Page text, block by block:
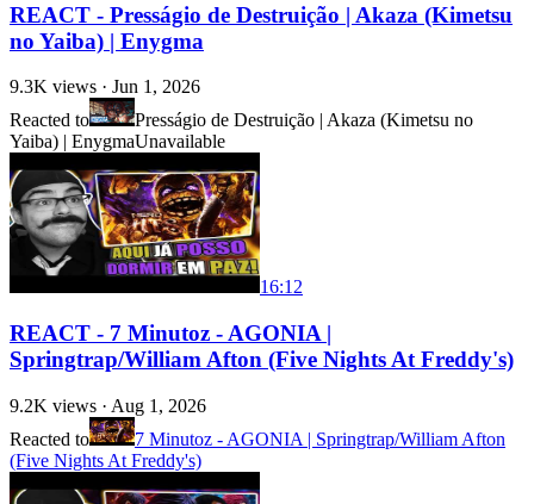
REACT - Presságio de Destruição | Akaza (Kimetsu
no Yaiba) | Enygma
9.3K views · Jun 1, 2026
Reacted to
Presságio de Destruição | Akaza (Kimetsu no
Yaiba) | EnygmaUnavailable
16:12
REACT - 7 Minutoz - AGONIA |
Springtrap/William Afton (Five Nights At Freddy's)
9.2K views · Aug 1, 2026
Reacted to
7 Minutoz - AGONIA | Springtrap/William Afton
(Five Nights At Freddy's)